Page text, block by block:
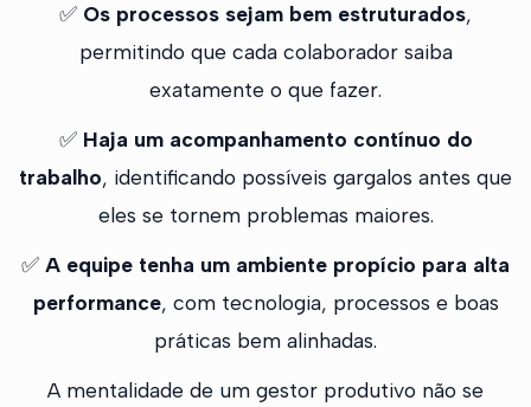
✅ Os processos sejam bem estruturados,
permitindo que cada colaborador saiba
exatamente o que fazer.
✅ Haja um acompanhamento contínuo do
trabalho, identificando possíveis gargalos antes que
eles se tornem problemas maiores.
✅ A equipe tenha um ambiente propício para alta
performance, com tecnologia, processos e boas
práticas bem alinhadas.
A mentalidade de um gestor produtivo não se